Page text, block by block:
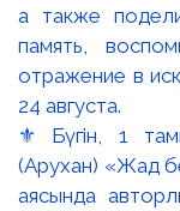
⚜️ Бүгін, 1
(Арухан) «Жад
аясында